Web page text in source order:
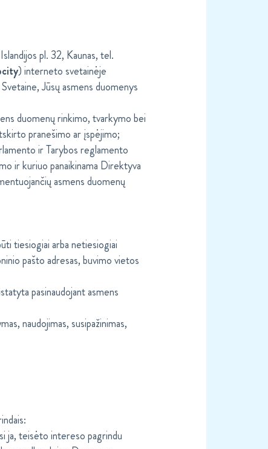
pl. 32, Kaunas, tel.
) interneto svetainėje
Jūsų asmens duomenys
duomenų rinkimo, tvarkymo bei
pranešimo ar įspėjimo;
ir Tarybos reglamento
ir kuriuo panaikinama Direktyva
asmens duomenų
tiesiogiai arba netiesiogiai
pašto adresas, buvimo vietos
pasinaudojant asmens
naudojimas, susipažinimas,
ja, teisėto intereso pagrindu